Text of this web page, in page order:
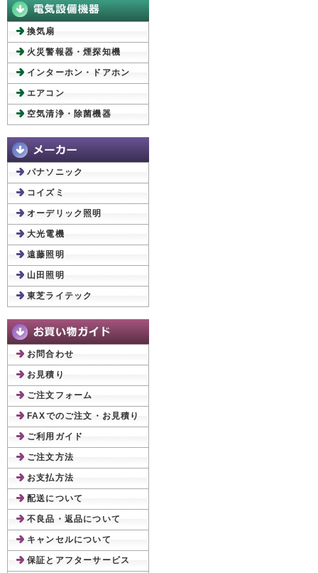
換気扇
火災警報器・煙探知機
インターホン・ドアホン
エアコン
空気清浄・除菌機器
パナソニック
コイズミ
オーデリック照明
大光電機
遠藤照明
山田照明
東芝ライテック
お問合わせ
お見積り
ご注文フォーム
FAXでのご注文・お見積り
ご利用ガイド
ご注文方法
お支払方法
配送について
不良品・返品について
キャンセルについて
保証とアフターサービス